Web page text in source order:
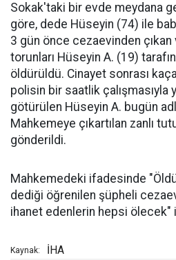
Sokak'taki bir evde meydana
göre, dede Hüseyin (74) ile
3 gün önce cezaevinden
torunları Hüseyin A. (19)
öldürüldü. Cinayet sonrası
polisin bir saatlik çalışmasıyla
götürülen Hüseyin A. bugün
Mahkemeye çıkartılan zanlı
gönderildi.
Mahkemedeki ifadesinde
dediği öğrenilen şüpheli
ihanet edenlerin hepsi ölecek"
Kaynak: İHA